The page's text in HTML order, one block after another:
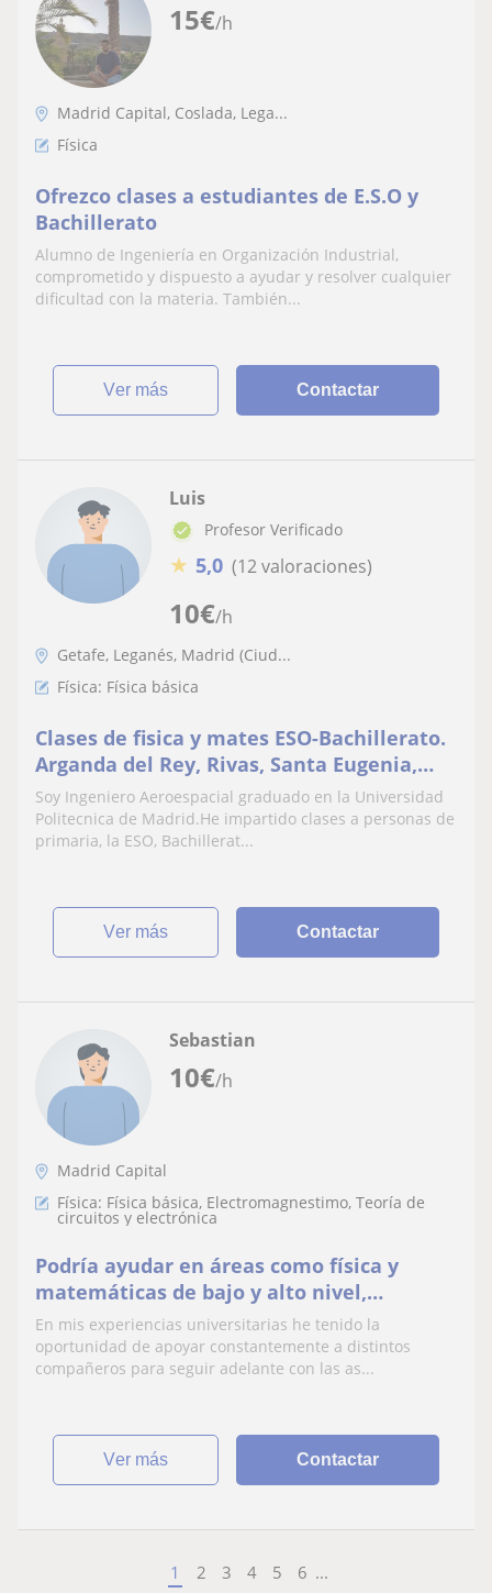
15€/h
Madrid Capital, Coslada, Lega...
Física
Ofrezco clases a estudiantes de E.S.O y
Bachillerato
Alumno de Ingeniería en Organización Industrial,
comprometido y dispuesto a ayudar y resolver cualquier
dificultad con la materia. También...
ver más Contactar
10€/h
Luis
Profesor Verificado
★ 5,0 (12 valoraciones)
Getafe, Leganés, Madrid (Ciud...
Física: Física básica
Clases de fisica y mates ESO-Bachillerato.
Arganda del Rey, Rivas, Santa Eugenia,
Vallecas
Soy Ingeniero Aeroespacial graduado en la Universidad
Politecnica de Madrid.He impartido clases a personas de
primaria, la ESO, Bachillerat...
ver más Contactar
10€/h
Sebastian
Madrid Capital
Física: Física básica, Electromagnestimo, Teoría de
circuitos y electrónica
Podría ayudar en áreas como física y
matemáticas de bajo y alto nivel,
actualmente me encuentro cursando un
grado en Sonido e Imagen en la UPM, e
hice 3 años de Ingeniería Electrónica en la
En mis experiencias universitarias he tenido la
oportunidad de apoyar constantemente a distintos
compañeros para seguir adelante con las as...
ver más Contactar
1 2 3 4 5 6 ...